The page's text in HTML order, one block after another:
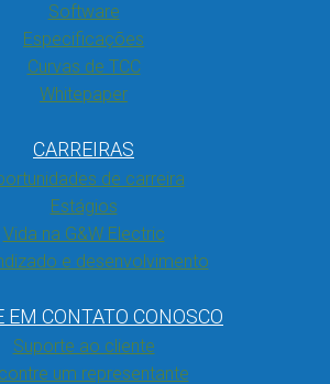
Software
Especificações
Curvas de TCC
Whitepaper
CARREIRAS
de carreira
Estágios
Vida na G&W Electric
e desenvolvimento
EM CONTATO CONOSCO
Suporte ao cliente
um representante